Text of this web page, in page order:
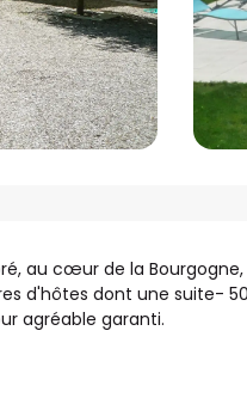
au cœur de la
d'hôtes dont une suite-
agréable garanti.